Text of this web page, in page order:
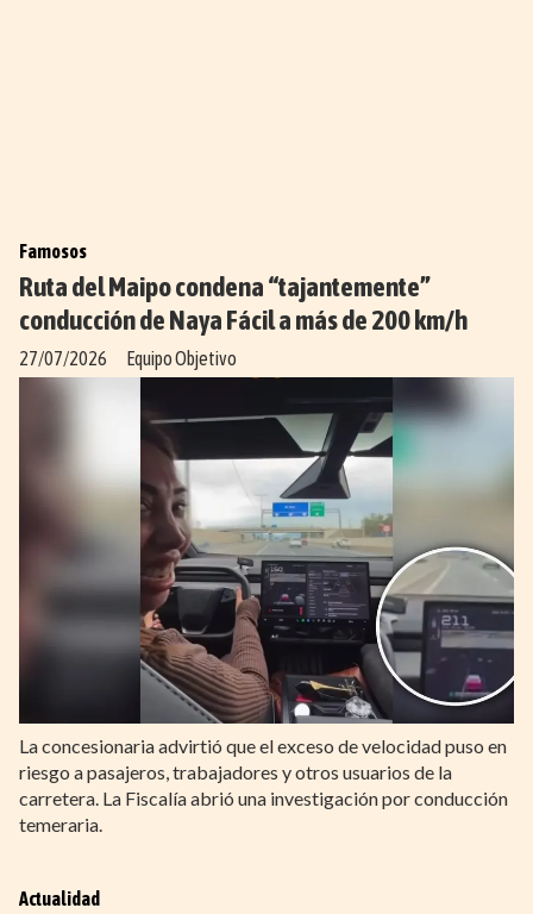
Ruta del Maipo condena “tajantemente”
conducción de Naya Fácil a más de 200 km/h
Equipo Objetivo
Famosos
27/07/2026
La concesionaria advirtió que el exceso de velocidad puso en
riesgo a pasajeros, trabajadores y otros usuarios de la
carretera. La Fiscalía abrió una investigación por conducción
temeraria.
Actualidad